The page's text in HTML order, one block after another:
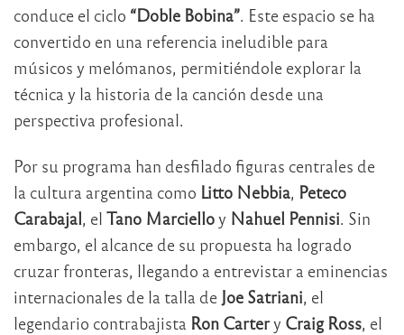
conduce el ciclo “Doble Bobina”. Este espacio se ha
convertido en una referencia ineludible para
músicos y melómanos, permitiéndole explorar la
técnica y la historia de la canción desde una
perspectiva profesional.
Por su programa han desfilado figuras centrales de
la cultura argentina como Litto Nebbia, Peteco
Carabajal, el Tano Marcielloy Nahuel Pennisi. Sin
embargo, el alcance de su propuesta ha logrado
cruzar fronteras, llegando a entrevistar a eminencias
internacionales de la talla de Joe Satriani, el
legendario contrabajista Ron Cartery Craig Ross, el